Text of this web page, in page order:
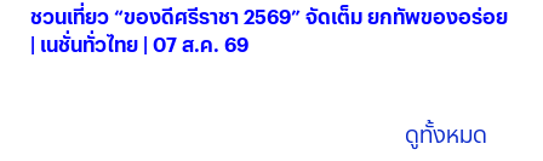
ชวนเที่ยว “ของดีศรีราชา 2569” จัดเต็ม ยกทัพของอร่อย
| เนชั่นทั่วไทย | 07 ส.ค. 69
ดูทั้งหมด